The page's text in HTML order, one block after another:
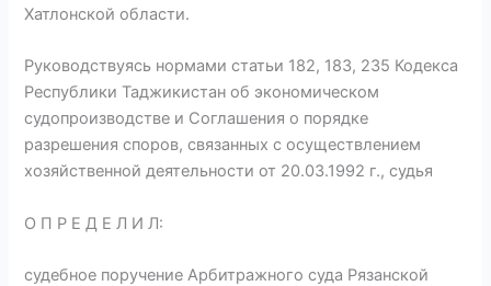
Хатлонской области.
Руководствуясь нормами статьи 182, 183, 235 Кодекса
Республики Таджикистан об экономическом
судопроизводстве и Соглашения о порядке
разрешения споров, связанных с осуществлением
хозяйственной деятельности от 20.03.1992 г., судья
О П Р Е Д Е Л И Л:
судебное поручение Арбитражного суда Рязанской